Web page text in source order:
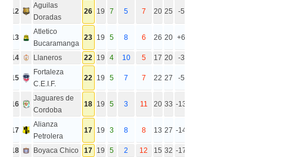
12
Aguilas
Doradas
26 19 7 5 7 20 25 -5
13
Atletico
Bucaramanga
23 19 5 8 6 26 20 +6
14 Llaneros 22 19 4 10 5 17 20 -3
15
Fortaleza
C.E.I.F.
22 19 5 7 7 22 27 -5
16
Jaguares de
Cordoba
18 19 5 3 11 20 33 -13
17
Alianza
Petrolera
17 19 3 8 8 13 27 -14
18 Boyaca Chico 17 19 5 2 12 15 32 -17